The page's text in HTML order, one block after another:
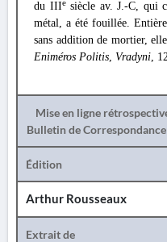
du IIIesiècle av. J.-C, qui
métal, a été fouillée.
sans addition de mortier,
Eniméros Politis, Vradyni,
Mise en ligne
Bulletin de
Édition
Arthur Rousseaux
Extrait de